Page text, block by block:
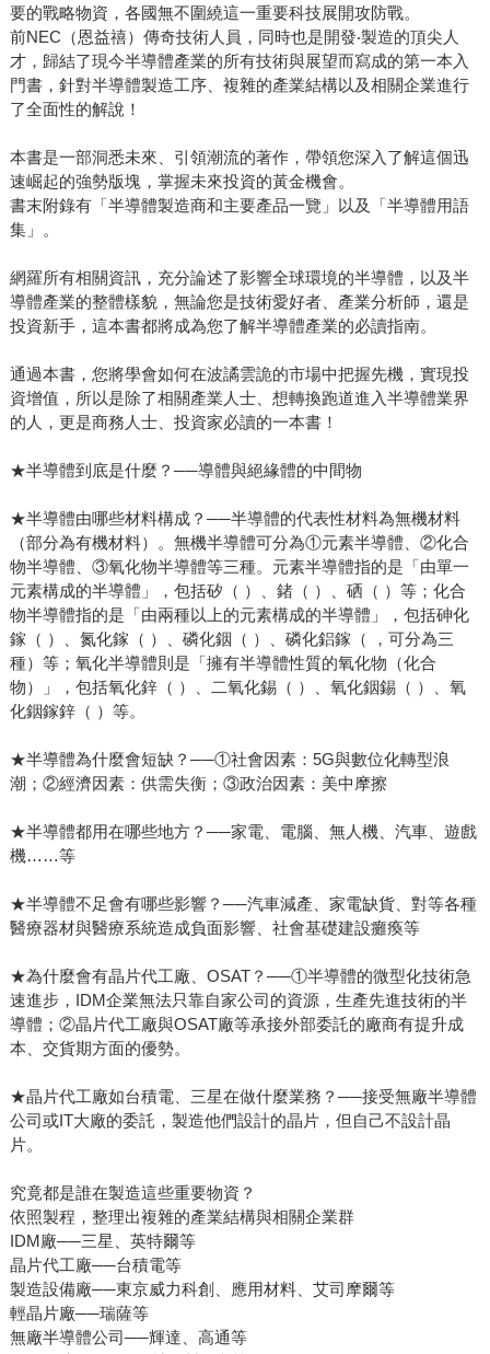
要的戰略物資，各國無不圍繞這一重要科技展開攻防戰。
前NEC（恩益禧）傳奇技術人員，同時也是開發‧製造的頂尖人
才，歸結了現今半導體產業的所有技術與展望而寫成的第一本入
門書，針對半導體製造工序、複雜的產業結構以及相關企業進行
了全面性的解說！
本書是一部洞悉未來、引領潮流的著作，帶領您深入了解這個迅
速崛起的強勢版塊，掌握未來投資的黃金機會。
書末附錄有「半導體製造商和主要產品一覽」以及「半導體用語
集」。
網羅所有相關資訊，充分論述了影響全球環境的半導體，以及半
導體產業的整體樣貌，無論您是技術愛好者、產業分析師，還是
投資新手，這本書都將成為您了解半導體產業的必讀指南。
通過本書，您將學會如何在波譎雲詭的市場中把握先機，實現投
資增值，所以是除了相關產業人士、想轉換跑道進入半導體業界
的人，更是商務人士、投資家必讀的一本書！
★半導體到底是什麼？──導體與絕緣體的中間物
★半導體由哪些材料構成？──半導體的代表性材料為無機材料
（部分為有機材料）。無機半導體可分為①元素半導體、②化合
物半導體、③氧化物半導體等三種。元素半導體指的是「由單一
元素構成的半導體」，包括矽（ ）、鍺（ ）、硒（ ）等；化合
物半導體指的是「由兩種以上的元素構成的半導體」，包括砷化
鎵（ ）、氮化鎵（ ）、磷化銦（ ）、磷化鋁鎵（ ，可分為三
種）等；氧化半導體則是「擁有半導體性質的氧化物（化合
物）」，包括氧化鋅（ ）、二氧化錫（ ）、氧化銦錫（ ）、氧
化銦鎵鋅（ ）等。
★半導體為什麼會短缺？──①社會因素：5G與數位化轉型浪
潮；②經濟因素：供需失衡；③政治因素：美中摩擦
★半導體都用在哪些地方？──家電、電腦、無人機、汽車、遊戲
機……等
★半導體不足會有哪些影響？──汽車減產、家電缺貨、對等各種
醫療器材與醫療系統造成負面影響、社會基礎建設癱瘓等
★為什麼會有晶片代工廠、OSAT？──①半導體的微型化技術急
速進步，IDM企業無法只靠自家公司的資源，生產先進技術的半
導體；②晶片代工廠與OSAT廠等承接外部委託的廠商有提升成
本、交貨期方面的優勢。
★晶片代工廠如台積電、三星在做什麼業務？──接受無廠半導體
公司或IT大廠的委託，製造他們設計的晶片，但自己不設計晶
片。
究竟都是誰在製造這些重要物資？
依照製程，整理出複雜的產業結構與相關企業群
IDM廠──三星、英特爾等
晶片代工廠──台積電等
製造設備廠──東京威力科創、應用材料、艾司摩爾等
輕晶片廠──瑞薩等
無廠半導體公司──輝達、高通等